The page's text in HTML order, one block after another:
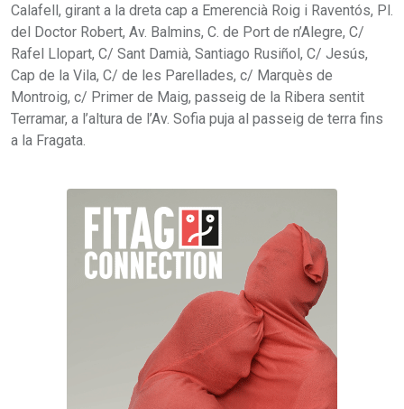
Calafell, girant a la dreta cap a Emerencià Roig i Raventós, Pl.
del Doctor Robert, Av. Balmins, C. de Port de n’Alegre, C/
Rafel Llopart, C/ Sant Damià, Santiago Rusiñol, C/ Jesús,
Cap de la Vila, C/ de les Parellades, c/ Marquès de
Montroig, c/ Primer de Maig, passeig de la Ribera sentit
Terramar, a l’altura de l’Av. Sofia puja al passeig de terra fins
a la Fragata.